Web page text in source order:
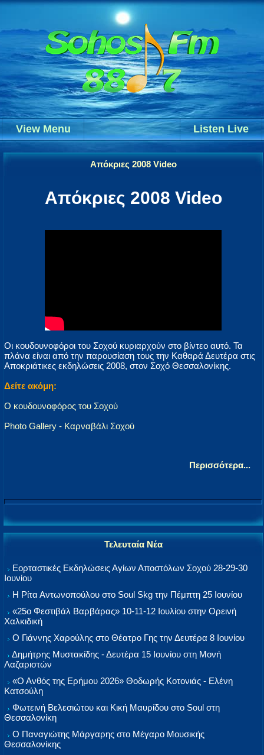
Listen Live
View Menu
Απόκριες 2008 Video
Απόκριες 2008 Video
Οι κουδουνοφόροι του Σοχού κυριαρχούν στο βίντεο αυτό. Τα
πλάνα είναι από την παρουσίαση τους την Καθαρά Δευτέρα στις
Αποκριάτικες εκδηλώσεις 2008, στον Σοχό Θεσσαλονίκης.
Δείτε ακόμη:
Ο κουδουνοφόρος του Σοχού
Photo Gallery - Καρναβάλι Σοχού
Περισσότερα...
Τελευταία Νέα
Εορταστικές Εκδηλώσεις Αγίων Αποστόλων Σοχού 28-29-30
Ιουνίου
Η Ρίτα Αντωνοπούλου στο Soul Skg την Πέμπτη 25 Ιουνίου
«25ο Φεστιβάλ Βαρβάρας» 10-11-12 Ιουλίου στην Ορεινή
Χαλκιδική
Ο Γιάννης Χαρούλης στο Θέατρο Γης την Δευτέρα 8 Ιουνίου
Δημήτρης Μυστακίδης - Δευτέρα 15 Ιουνίου στη Μονή
Λαζαριστών
«Ο Ανθός της Ερήμου 2026» Θοδωρής Κοτονιάς - Ελένη
Κατσούλη
Φωτεινή Βελεσιώτου και Κική Μαυρίδου στο Soul στη
Θεσσαλονίκη
Ο Παναγιώτης Μάργαρης στο Μέγαρο Μουσικής
Θεσσαλονίκης